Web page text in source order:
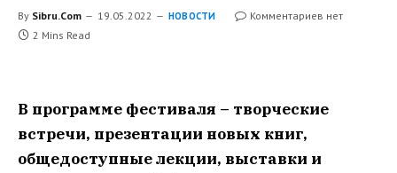
By Sibru.Com 19.05.2022 НОВОСТИ
Комментариев нет
2 Mins Read
В программе фестиваля – творческие
встречи, презентации новых книг,
общедоступные лекции, выставки и